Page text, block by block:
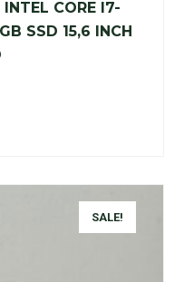
CORE I7-
SSD 15,6 INCH
SALE!